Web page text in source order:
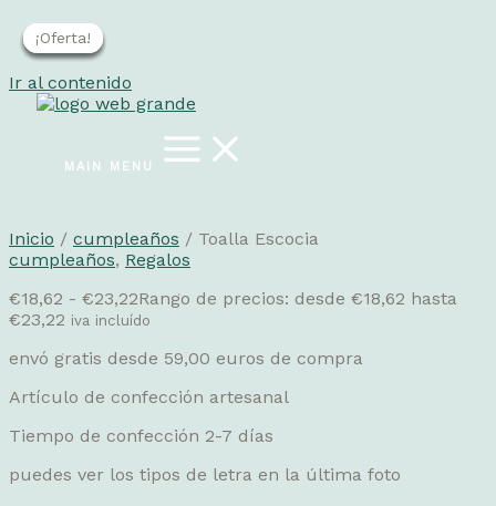
Ir al contenido
MAIN MENU
¡Oferta!
Inicio / cumpleaños / Toalla Escocia
cumpleaños, Regalos
€18,62 - €23,22Rango de precios: desde €18,62 hasta
€23,22 iva incluído
envó gratis desde 59,00 euros de compra
Artículo de confección artesanal
Tiempo de confección 2-7 días
puedes ver los tipos de letra en la última foto
¡Oferta!
¡Oferta!
¡Oferta!
¡Oferta!